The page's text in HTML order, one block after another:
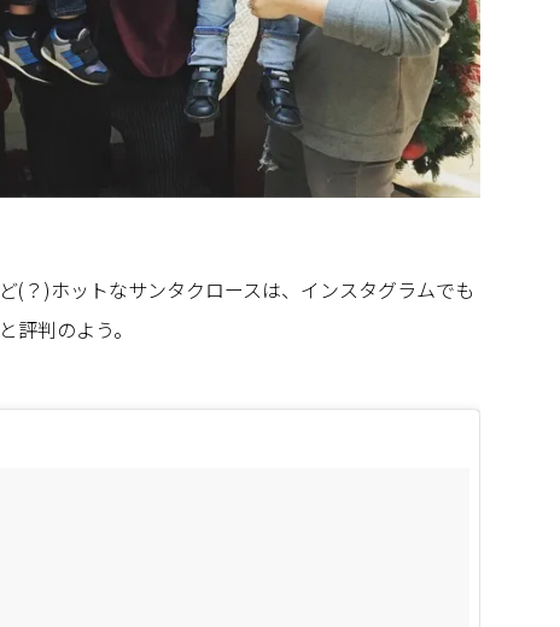
(？)ホットなサンタクロースは、インスタグラムでも
評判のよう。